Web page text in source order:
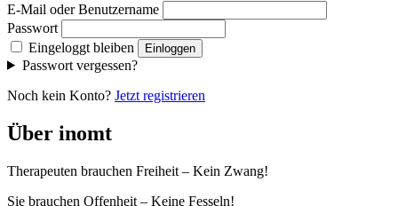
E-Mail oder Benutzername
Passwort
Eingeloggt bleiben
Einloggen
Passwort vergessen?
Noch kein Konto? Jetzt registrieren
Über inomt
Therapeuten brauchen Freiheit – Kein Zwang!
Sie brauchen Offenheit – Keine Fesseln!